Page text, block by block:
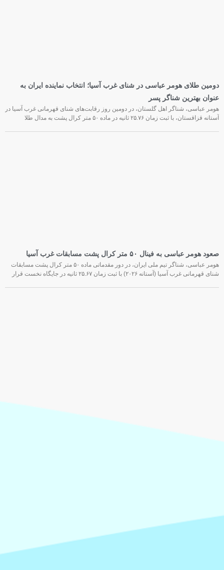
دومین طلای هومر عباسی در شنای غرب آسیا؛ انتخاب نماینده ایران به
عنوان بهترین شناگر پسر
هومر عباسی، شناگر اهل گلستان، در دومین روز رقابت‌های شنای قهرمانی غرب آسیا در
آستانه قزاقستان، با ثبت زمان ۲۵.۷۶ ثانیه در ماده ۵۰ متر کرال پشت به مدال طلا
صعود هومر عباسی به فینال ۵۰ متر کرال پشت مسابقات غرب آسیا
هومر عباسی، شناگر تیم ملی ایران، در دور مقدماتی ماده ۵۰ متر کرال پشت مسابقات
شنای قهرمانی غرب آسیا (آستانه ۲۰۲۶) با ثبت زمان ۲۵.۶۷ ثانیه در جایگاه نخست قرار